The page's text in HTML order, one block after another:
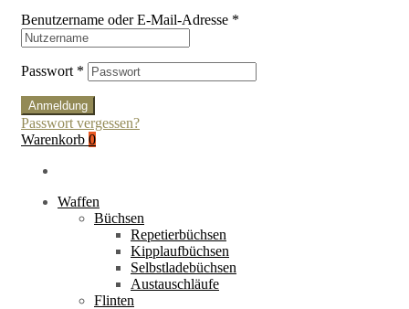
Benutzername oder E-Mail-Adresse *
Passwort *
Anmeldung
Passwort vergessen?
Warenkorb 0
Waffen
Büchsen
Repetierbüchsen
Kipplaufbüchsen
Selbstladebüchsen
Austauschläufe
Flinten